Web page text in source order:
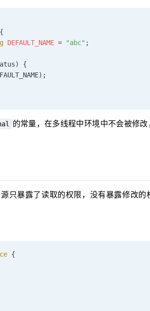
{
DEFAULT_NAME = "abc" ;
)
{
的常量，在多线程中环境中不会被修
只暴露了读取的权限，没有暴露修改
{